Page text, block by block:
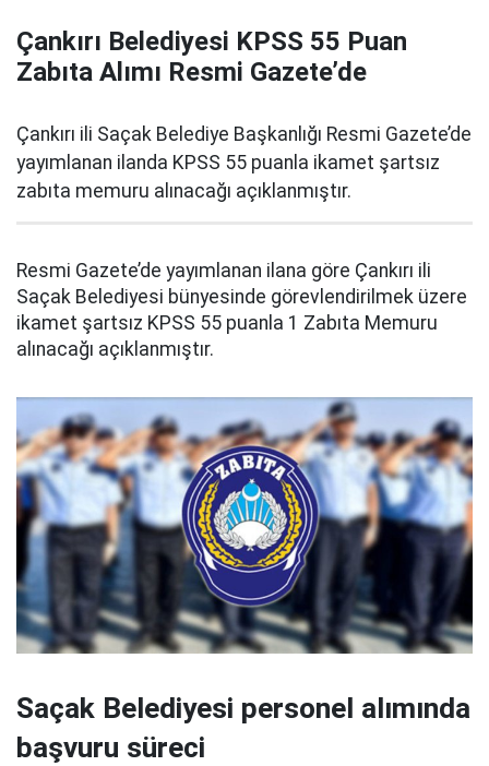
Çankırı Belediyesi KPSS 55 Puan
Zabıta Alımı Resmi Gazete’de
Çankırı ili Saçak Belediye Başkanlığı Resmi Gazete’de
yayımlanan ilanda KPSS 55 puanla ikamet şartsız
zabıta memuru alınacağı açıklanmıştır.
Resmi Gazete’de yayımlanan ilana göre Çankırı ili
Saçak Belediyesi bünyesinde görevlendirilmek üzere
ikamet şartsız KPSS 55 puanla 1 Zabıta Memuru
alınacağı açıklanmıştır.
Saçak Belediyesi personel alımında
başvuru süreci